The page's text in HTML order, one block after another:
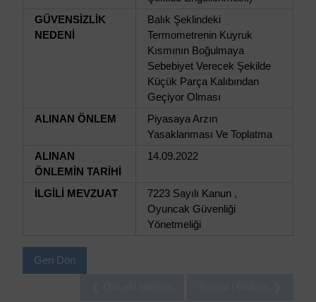
GÜVENSİZLİK
NEDENİ
Balık Şeklindeki
Termometrenin Kuyruk
Kısmının Boğulmaya
Sebebiyet Verecek Şekilde
Küçük Parça Kalıbından
Geçiyor Olması
ALINAN ÖNLEM
Piyasaya Arzın
Yasaklanması Ve Toplatma
ALINAN
ÖNLEMİN TARİHİ
14.09.2022
İLGİLİ MEVZUAT
7223 Sayılı Kanun ,
Oyuncak Güvenliği
Yönetmeliği
Geri Dön